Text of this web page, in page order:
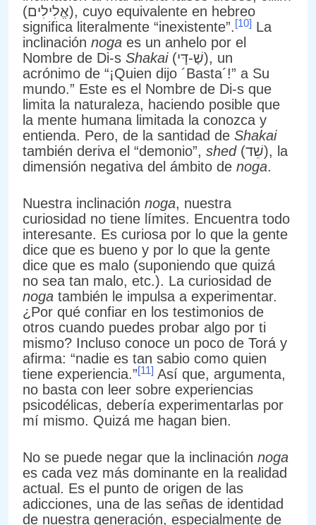
(אֱלִילִים), cuyo equivalente en hebreo
significa literalmente “inexistente”.[10] La
inclinación noga es un anhelo por el
Nombre de Di-s Shakai(שַׁ-דָּי), un
acrónimo de “¡Quien dijo ´Basta´!” a Su
mundo.” Este es el Nombre de Di-s que
limita la naturaleza, haciendo posible que
la mente humana limitada la conozca y
entienda. Pero, de la santidad de Shakai
también deriva el “demonio”, shed(שֵׁד), la
dimensión negativa del ámbito de noga.
Nuestra inclinación noga, nuestra
curiosidad no tiene límites. Encuentra todo
interesante. Es curiosa por lo que la gente
dice que es bueno y por lo que la gente
dice que es malo (suponiendo que quizá
no sea tan malo, etc.). La curiosidad de
noga también le impulsa a experimentar.
¿Por qué confiar en los testimonios de
otros cuando puedes probar algo por ti
mismo? Incluso conoce un poco de Torá y
afirma: “nadie es tan sabio como quien
tiene experiencia.”[11] Así que, argumenta,
no basta con leer sobre experiencias
psicodélicas, debería experimentarlas por
mí mismo. Quizá me hagan bien.
No se puede negar que la inclinación noga
es cada vez más dominante en la realidad
actual. Es el punto de origen de las
adicciones, una de las señas de identidad
de nuestra generación, especialmente de